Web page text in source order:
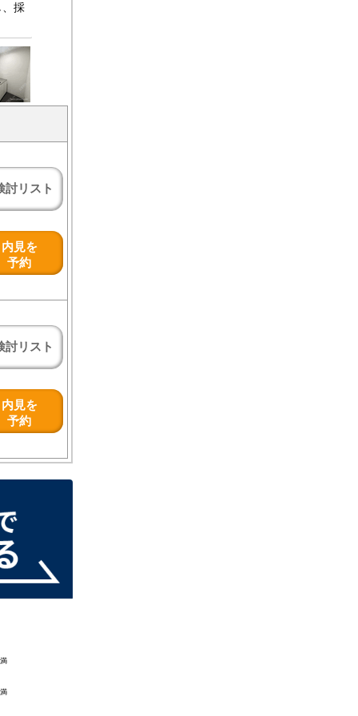
、採
討リスト
内見を
予約
討リスト
内見を
予約